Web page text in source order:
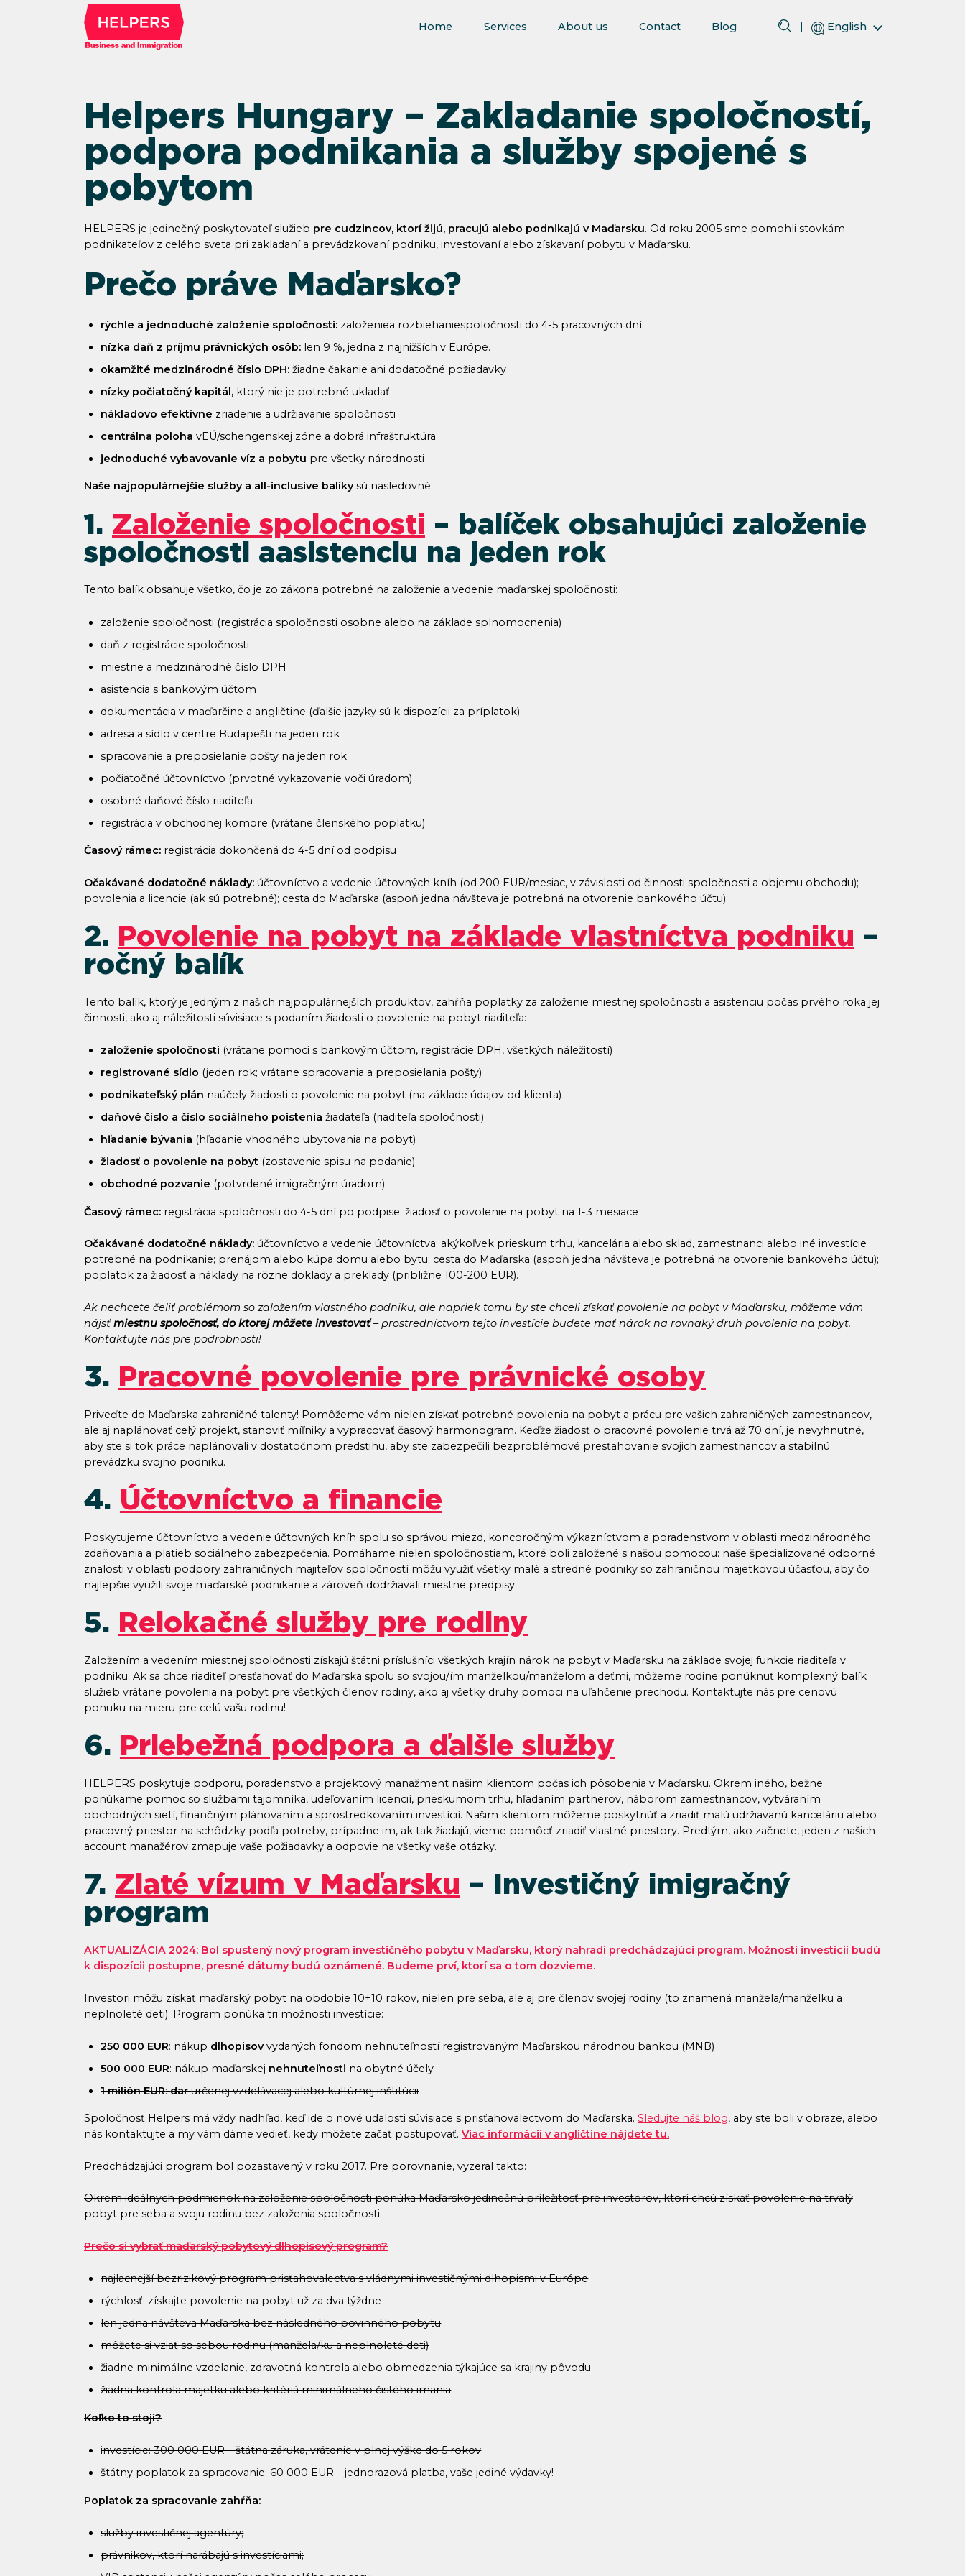
Home Services About us Contact Blog English
(Persian) فارسی
Русский (Russian)
Español (Spanish)
Helpers Hungary – Zakladanie spoločností,
podpora podnikania a služby spojené s
pobytom
HELPERS je jedinečný poskytovateľ služieb pre cudzincov, ktorí žijú, pracujú alebo podnikajú v Maďarsku. Od roku 2005 sme pomohli stovkám
podnikateľov z celého sveta pri zakladaní a prevádzkovaní podniku, investovaní alebo získavaní pobytu v Maďarsku.
Prečo práve Maďarsko?
rýchle a jednoduché založenie spoločnosti: založeniea rozbiehaniespoločnosti do 4-5 pracovných dní
nízka daň z príjmu právnických osôb: len 9 %, jedna z najnižších v Európe.
okamžité medzinárodné číslo DPH:žiadne čakanie ani dodatočné požiadavky
nízky počiatočný kapitál, ktorý nie je potrebné ukladať
nákladovo efektívne zriadenie a udržiavanie spoločnosti
centrálna polohavEÚ/schengenskej zóne a dobrá infraštruktúra
jednoduché vybavovanie víz a pobytu pre všetky národnosti
Naše najpopulárnejšie služby a all-inclusive balíkysú nasledovné:
1. Založenie spoločnosti – balíček obsahujúci založenie
spoločnosti a asistenciu na jeden rok
Tento balík obsahuje všetko, čo je zo zákona potrebné na založenie a vedenie maďarskej spoločnosti:
založenie spoločnosti (registrácia spoločnosti osobne alebo na základe splnomocnenia)
daň z registrácie spoločnosti
miestne a medzinárodné číslo DPH
asistencia s bankovým účtom
dokumentácia v maďarčine a angličtine (ďalšie jazyky sú k dispozícii za príplatok)
adresa a sídlo v centre Budapešti na jeden rok
spracovanie a preposielanie pošty na jeden rok
počiatočné účtovníctvo (prvotné vykazovanie voči úradom)
osobné daňové číslo riaditeľa
registrácia v obchodnej komore (vrátane členského poplatku)
Časový rámec: registrácia dokončená do 4-5 dní od podpisu
Očakávané dodatočné náklady: účtovníctvo a vedenie účtovných kníh (od 200 EUR/mesiac, v závislosti od činnosti spoločnosti a objemu obchodu);
povolenia a licencie (ak sú potrebné); cesta do Maďarska (aspoň jedna návšteva je potrebná na otvorenie bankového účtu);
2. Povolenie na pobyt na základe vlastníctva podniku –
ročný balík
Tento balík, ktorý je jedným z našich najpopulárnejších produktov, zahŕňa poplatky za založenie miestnej spoločnosti a asistenciu počas prvého roka jej
činnosti, ako aj náležitosti súvisiace s podaním žiadosti o povolenie na pobyt riaditeľa:
založenie spoločnosti (vrátane pomoci s bankovým účtom, registrácie DPH, všetkých náležitostí)
registrované sídlo (jeden rok; vrátane spracovania a preposielania pošty)
podnikateľský plán naúčely žiadosti o povolenie na pobyt (na základe údajov od klienta)
daňové číslo a číslo sociálneho poisteniažiadateľa (riaditeľa spoločnosti)
hľadanie bývania (hľadanie vhodného ubytovania na pobyt)
žiadosť o povolenie na pobyt (zostavenie spisu na podanie)
obchodné pozvanie (potvrdené imigračným úradom)
Časový rámec: registrácia spoločnosti do 4-5 dní po podpise; žiadosť o povolenie na pobyt na 1-3 mesiace
Očakávané dodatočné náklady: účtovníctvo a vedenie účtovníctva; akýkoľvek prieskum trhu, kancelária alebo sklad, zamestnanci alebo iné investície
potrebné na podnikanie; prenájom alebo kúpa domu alebo bytu; cesta do Maďarska (aspoň jedna návšteva je potrebná na otvorenie bankového účtu);
poplatok za žiadosť a náklady na rôzne doklady a preklady (približne 100-200 EUR).
Ak nechcete čeliť problémom so založením vlastného podniku, ale napriek tomu by ste chceli získať povolenie na pobyt v Maďarsku, môžeme vám
nájsťmiestnu spoločnosť, do ktorej môžete investovať– prostredníctvom tejto investície budete mať nárok na rovnaký druh povolenia na pobyt.
Kontaktujte nás pre podrobnosti!
3. Pracovné povolenie pre právnické osoby
Priveďte do Maďarska zahraničné talenty! Pomôžeme vám nielen získať potrebné povolenia na pobyt a prácu pre vašich zahraničných zamestnancov,
ale aj naplánovať celý projekt, stanoviť míľniky a vypracovať časový harmonogram. Keďže žiadosť o pracovné povolenie trvá až 70 dní, je nevyhnutné,
aby ste si tok práce naplánovali v dostatočnom predstihu, aby ste zabezpečili bezproblémové presťahovanie svojich zamestnancov a stabilnú
prevádzku svojho podniku.
4. Účtovníctvo a financie
Poskytujeme účtovníctvo a vedenie účtovných kníh spolu so správou miezd, koncoročným výkazníctvom a poradenstvom v oblasti medzinárodného
zdaňovania a platieb sociálneho zabezpečenia. Pomáhame nielen spoločnostiam, ktoré boli založené s našou pomocou: naše špecializované odborné
znalosti v oblasti podpory zahraničných majiteľov spoločností môžu využiť všetky malé a stredné podniky so zahraničnou majetkovou účasťou, aby čo
najlepšie využili svoje maďarské podnikanie a zároveň dodržiavali miestne predpisy.
5. Relokačné služby pre rodiny
Založením a vedením miestnej spoločnosti získajú štátni príslušníci všetkých krajín nárok na pobyt v Maďarsku na základe svojej funkcie riaditeľa v
podniku. Ak sa chce riaditeľ presťahovať do Maďarska spolu so svojou/ím manželkou/manželom a deťmi, môžeme rodine ponúknuť komplexný balík
služieb vrátane povolenia na pobyt pre všetkých členov rodiny, ako aj všetky druhy pomoci na uľahčenie prechodu. Kontaktujte nás pre cenovú
ponuku na mieru pre celú vašu rodinu!
6. Priebežná podpora a ďalšie služby
HELPERS poskytuje podporu, poradenstvo a projektový manažment našim klientom počas ich pôsobenia v Maďarsku. Okrem iného, bežne
ponúkame pomoc so službami tajomníka, udeľovaním licencií, prieskumom trhu, hľadaním partnerov, náborom zamestnancov, vytváraním
obchodných sietí, finančným plánovaním a sprostredkovaním investícií. Našim klientom môžeme poskytnúť a zriadiť malú udržiavanú kanceláriu alebo
pracovný priestor na schôdzky podľa potreby, prípadne im, ak tak žiadajú, vieme pomôcť zriadiť vlastné priestory. Predtým, ako začnete, jeden z našich
account manažérov zmapuje vaše požiadavky a odpovie na všetky vaše otázky.
7. Zlaté vízum v Maďarsku – Investičný imigračný
program
AKTUALIZÁCIA 2024: Bol spustený nový program investičného pobytu v Maďarsku, ktorý nahradí predchádzajúci program. Možnosti investícií budú
k dispozícii postupne, presné dátumy budú oznámené. Budeme prví, ktorí sa o tom dozvieme.
Investori môžu získať maďarský pobyt na obdobie 10+10 rokov, nielen pre seba, ale aj pre členov svojej rodiny (to znamená manžela/manželku a
neplnoleté deti). Program ponúka tri možnosti investície:
250 000 EUR: nákup dlhopisovvydaných fondom nehnuteľností registrovaným Maďarskou národnou bankou (MNB)
500 000 EUR: nákup maďarskejnehnuteľnostina obytné účely
1 milión EUR:darurčenej vzdelávacej alebo kultúrnej inštitúcii
Spoločnosť Helpers má vždy nadhľad, keď ide o nové udalosti súvisiace s prisťahovalectvom do Maďarska. Sledujte náš blog, aby ste boli v obraze, alebo
nás kontaktujte a my vám dáme vedieť, kedy môžete začať postupovať. Viac informácií v angličtine nájdete tu.
Predchádzajúci program bol pozastavený v roku 2017. Pre porovnanie, vyzeral takto:
Okrem ideálnych podmienok na založenie spoločnosti ponúka Maďarsko jedinečnú príležitosť pre investorov, ktorí chcú získať povolenie na trvalý
pobyt pre seba a svoju rodinu bez založenia spoločnosti.
Prečo si vybrať maďarský pobytový dlhopisový program?
najlacnejší bezrizikový program prisťahovalectva s vládnymi investičnými dlhopismi v Európe
rýchlosť: získajte povolenie na pobyt už za dva týždne
len jedna návšteva Maďarska bez následného povinného pobytu
môžete si vziať so sebou rodinu (manžela/ku a neplnoleté deti)
žiadne minimálne vzdelanie, zdravotná kontrola alebo obmedzenia týkajúce sa krajiny pôvodu
žiadna kontrola majetku alebo kritériá minimálneho čistého imania
Koľko to stojí?
investície: 300 000 EUR – štátna záruka, vrátenie v plnej výške do 5 rokov
štátny poplatok za spracovanie: 60 000 EUR – jednorazová platba, vaše jediné výdavky!
Poplatok za spracovanie zahŕňa:
služby investičnej agentúry;
právnikov, ktorí narábajú s investíciami;